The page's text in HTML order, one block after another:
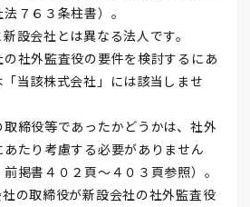
７６３条柱書）。
設会社とは異なる法人です。
社外監査役の要件を検討するにあ
当該株式会社」には該当しませ
締役等であったかどうかは、社外
たり考慮する必要がありません
前掲書４０２頁～４０３頁参照）。
の取締役が新設会社の社外監査役